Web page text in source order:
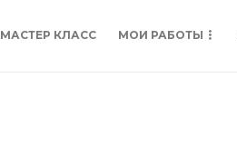
МАСТЕР КЛАСС МОИ РАБОТЫ